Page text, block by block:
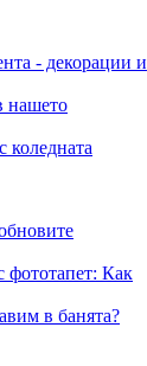
- декорации и
нашето
коледната
фототапет: Как
в банята?